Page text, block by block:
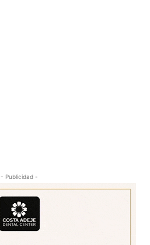
- Publicidad -